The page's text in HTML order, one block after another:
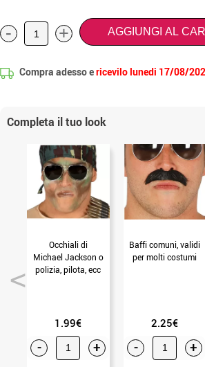
- + AGGIUNGI AL
Compra adesso ericevilo lunedi 17/08/
Completa il tuo look
Occhiali di
Michael Jackson o
polizia, pilota, ecc
1.99€
- +
Baffi comuni, validi
per molti costumi
2.25€
- +